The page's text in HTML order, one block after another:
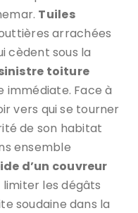
Tuiles
arrachées
cèdent sous la
toiture
immédiate. Face à
vers qui se tourner
de son habitat
ensemble
d’un couvreur
limiter les dégâts
soudaine dans la